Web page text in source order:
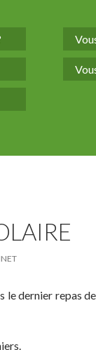
le dernier repas de